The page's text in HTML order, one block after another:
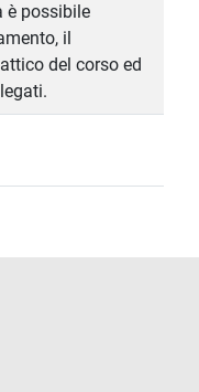
è possibile
il
del corso ed